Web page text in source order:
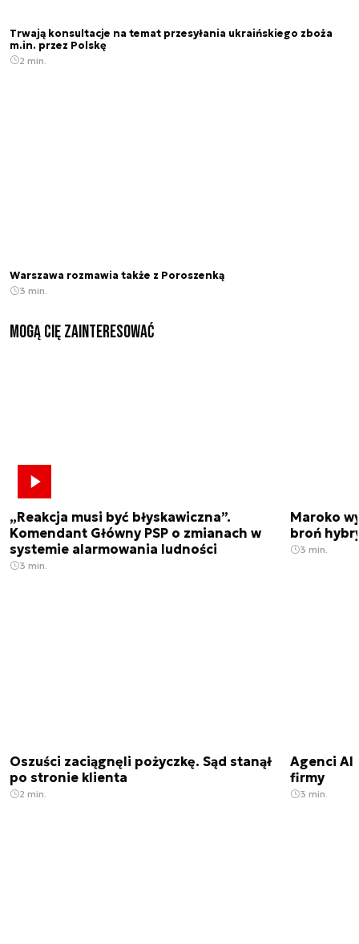
Trwają konsultacje na temat przesyłania ukraińskiego zboża
m.in. przez Polskę
2 min.
Warszawa rozmawia także z Poroszenką
3 min.
Mogą Cię zainteresować
„Reakcja musi być błyskawiczna”.
Komendant Główny PSP o zmianach w
systemie alarmowania ludności
3 min.
Maroko
broń
3 min.
Oszuści zaciągnęli pożyczkę. Sąd stanął
po stronie klienta
2 min.
Agenci AI
firmy
3 min.